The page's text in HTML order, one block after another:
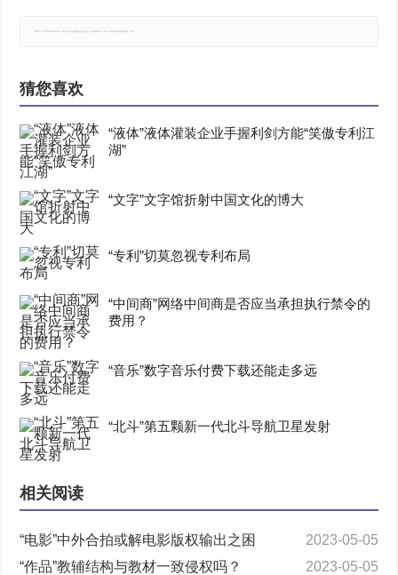
猜您喜欢
“液体”液体灌装企业手握利剑方能“笑傲专利江
湖”
“文字”文字馆折射中国文化的博大
“专利”切莫忽视专利布局
“中间商”网络中间商是否应当承担执行禁令的
费用？
“音乐”数字音乐付费下载还能走多远
“北斗”第五颗新一代北斗导航卫星发射
相关阅读
“电影”中外合拍或解电影版权输出之困
2023-05-05
“作品”教辅结构与教材一致侵权吗？
2023-05-05